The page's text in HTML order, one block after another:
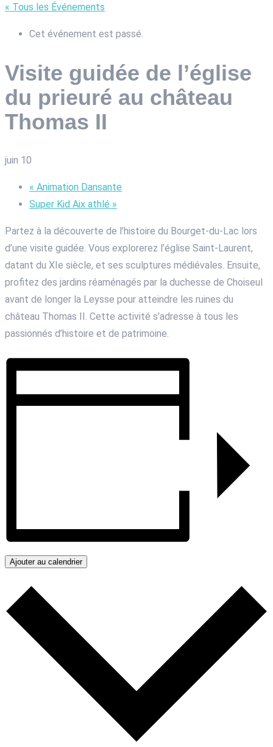
« Tous les Événements
Cet événement est passé.
Visite guidée de l’église
du prieuré au château
Thomas II
juin 10
« Animation Dansante
Super Kid Aix athlé »
Partez à la découverte de l’histoire du Bourget-du-Lac lors
d’une visite guidée. Vous explorerez l’église Saint-Laurent,
datant du XIe siècle, et ses sculptures médiévales. Ensuite,
profitez des jardins réaménagés par la duchesse de Choiseul
avant de longer la Leysse pour atteindre les ruines du
château Thomas II. Cette activité s’adresse à tous les
passionnés d’histoire et de patrimoine.
Ajouter au calendrier